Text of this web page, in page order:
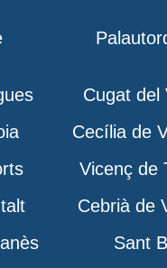
Cugat del
Cecília de
Vicenç de
Cebrià de
Sant